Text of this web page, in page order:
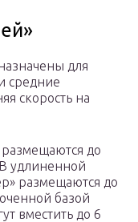
для
средние
скорость на
до
удлиненной
размещаются до
базой
вместить до 6